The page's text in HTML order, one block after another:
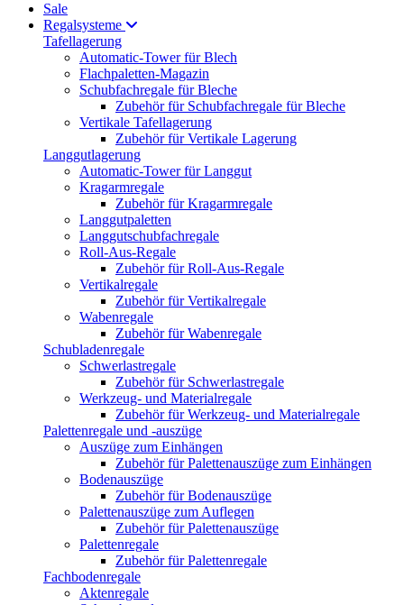
Sale
Regalsysteme
Tafellagerung
Automatic-Tower für Blech
Flachpaletten-Magazin
Schubfachregale für Bleche
Zubehör für Schubfachregale für Bleche
Vertikale Tafellagerung
Zubehör für Vertikale Lagerung
Langgutlagerung
Automatic-Tower für Langgut
Kragarmregale
Zubehör für Kragarmregale
Langgutpaletten
Langgutschubfachregale
Roll-Aus-Regale
Zubehör für Roll-Aus-Regale
Vertikalregale
Zubehör für Vertikalregale
Wabenregale
Zubehör für Wabenregale
Schubladenregale
Schwerlastregale
Zubehör für Schwerlastregale
Werkzeug- und Materialregale
Zubehör für Werkzeug- und Materialregale
Palettenregale und -auszüge
Auszüge zum Einhängen
Zubehör für Palettenauszüge zum Einhängen
Bodenauszüge
Zubehör für Bodenauszüge
Palettenauszüge zum Auflegen
Zubehör für Palettenauszüge
Palettenregale
Zubehör für Palettenregale
Fachbodenregale
Aktenregale